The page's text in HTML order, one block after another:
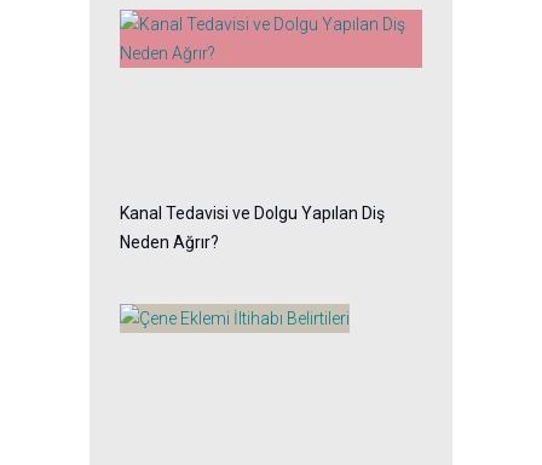
Kanal Tedavisi ve Dolgu Yapılan Diş
Neden Ağrır?